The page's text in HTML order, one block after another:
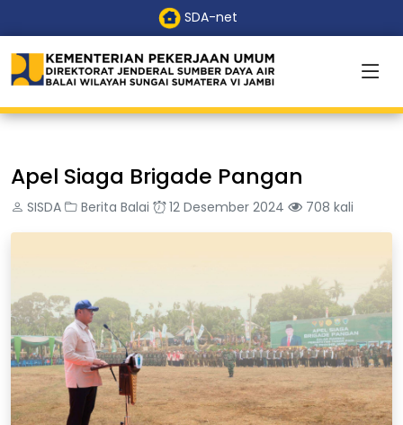
SDA-net
Apel Siaga Brigade Pangan
SISDA Berita Balai 12 Desember 2024 708 kali